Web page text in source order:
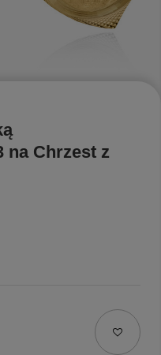
na Chrzest z